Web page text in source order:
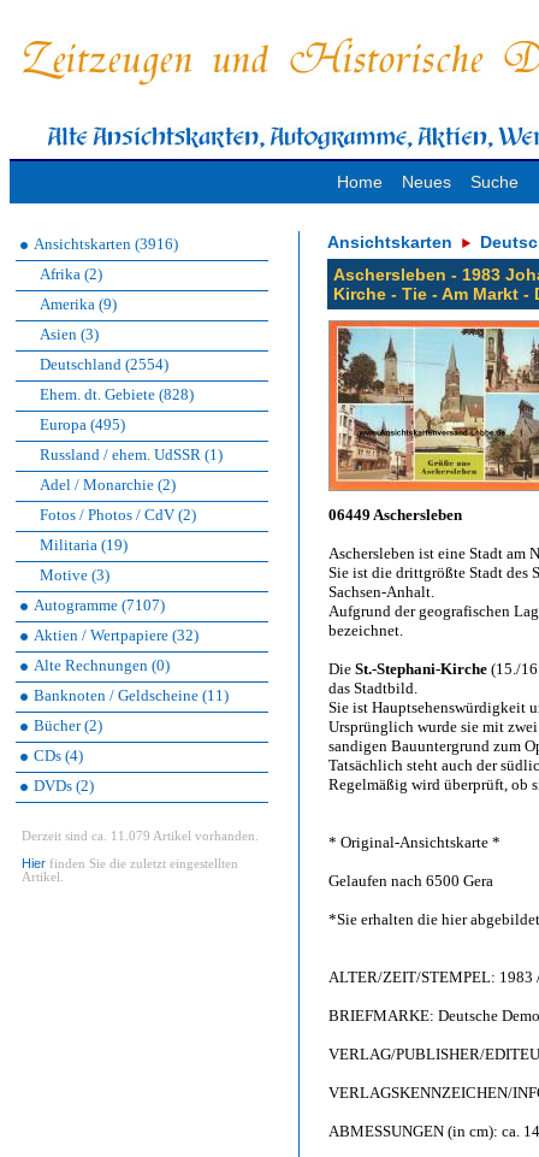
Home Neues Suche
Ansichtskarten (3916)
Afrika (2)
Amerika (9)
Asien (3)
Deutschland (2554)
Ehem. dt. Gebiete (828)
Europa (495)
Russland / ehem. UdSSR (1)
Adel / Monarchie (2)
Fotos / Photos / CdV (2)
Militaria (19)
Motive (3)
Autogramme (7107)
Aktien / Wertpapiere (32)
Alte Rechnungen (0)
Banknoten / Geldscheine (11)
Bücher (2)
CDs (4)
DVDs (2)
Derzeit sind ca. 11.079 Artikel vorhanden.
Hier finden Sie die zuletzt eingestellten
Artikel.
Ansichtskarten
Aschersleben - 1983
Kirche - Tie - Am Markt -
06449 Aschersleben
Aschersleben ist eine Stadt am
Sie ist die drittgrößte Stadt des
Sachsen-Anhalt.
Aufgrund der geografischen
bezeichnet.
Die St.-Stephani-Kirche (15./
das Stadtbild.
Sie ist Hauptsehenswürdigkeit
Ursprünglich wurde sie mit
sandigen Bauuntergrund zum
Tatsächlich steht auch der
Regelmäßig wird überprüft, ob
* Original-Ansichtskarte *
Gelaufen nach 6500 Gera
*Sie erhalten die hier
ALTER/ZEIT/STEMPEL: 1983
BRIEFMARKE: Deutsche
VERLAG/PUBLISHER/
VERLAGSKENNZEICHEN/
ABMESSUNGEN (in cm): ca.